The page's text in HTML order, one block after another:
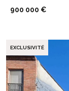
900 000 €
EXCLUSIVITÉ